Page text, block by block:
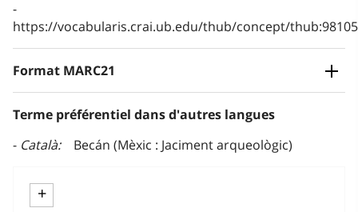
https://vocabularis.crai.ub.edu/thub/concept/
Format MARC21
Terme préférentiel dans d'autres langues
Català
Becán (Mèxic : Jaciment arqueològic)
+